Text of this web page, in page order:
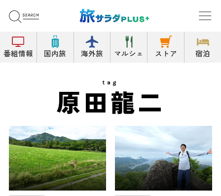
番組情報 国内旅 海外旅 マルシェ ストア 宿泊
tag
原田龍二